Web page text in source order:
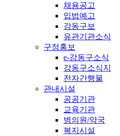
채용공고
입법예고
강동구보
유관기관소식
구정홍보
e-강동구소식
강동구소식지
전자간행물
관내시설
공공기관
교육기관
병의원/약국
복지시설